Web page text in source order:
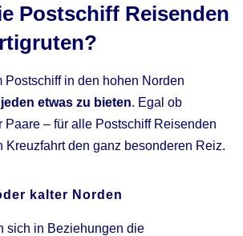
Postschiff Reisenden
Postschiff in den hohen Norden
etwas zu bieten. Egal ob
– für alle Postschiff Reisenden
Kreuzfahrt den ganz besonderen Reiz.
kalter Norden
sich in Beziehungen die